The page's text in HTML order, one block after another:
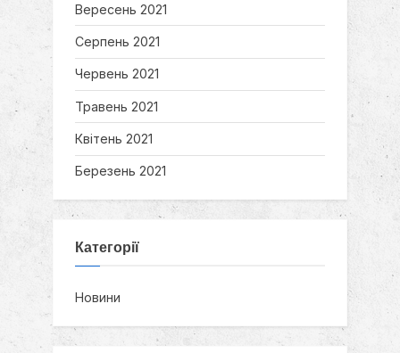
Вересень 2021
Серпень 2021
Червень 2021
Травень 2021
Квітень 2021
Березень 2021
Категорії
Новини